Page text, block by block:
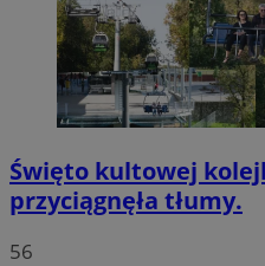
Święto kultowej
przyciągnęła tłumy.
56